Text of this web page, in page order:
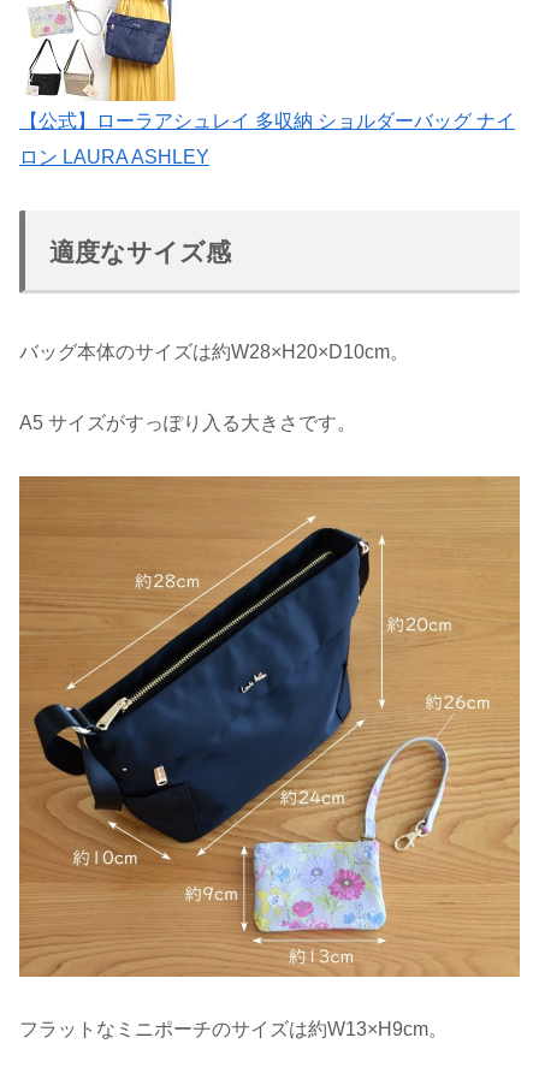
【公式】ローラアシュレイ 多収納 ショルダーバッグ ナイ
ロン LAURA ASHLEY
適度なサイズ感
バッグ本体のサイズは約W28×H20×D10cm。
A5 サイズがすっぽり入る大きさです。
フラットなミニポーチのサイズは約W13×H9cm。